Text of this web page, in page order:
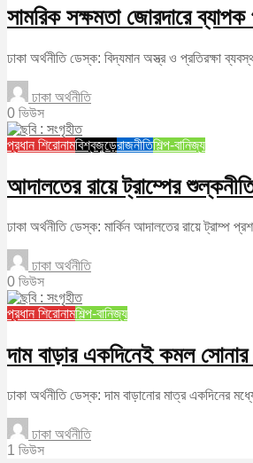
সামরিক সক্ষমতা জোরদারে
ঢাকা অর্থনীতি ডেস্ক: বিদ্যমান অস্ত্র ও প্রতিরক্ষা
ঢাকা অর্থনীতি
0 ভিউস
প্রধান শিরোনামবিশ্বজুড়েরাজনীতিশিল্প-বানিজ্য
আদালতের রায়ে ট্রাম্পের
ঢাকা অর্থনীতি ডেস্ক: মার্কিন আদালতের রায়ে ট্রাম্প
ঢাকা অর্থনীতি
0 ভিউস
প্রধান শিরোনামশিল্প-বানিজ্য
দাম বাড়ার একদিনেই কমল
ঢাকা অর্থনীতি ডেস্ক: দাম বাড়ানোর মাত্র একদিনের
ঢাকা অর্থনীতি
1 ভিউস